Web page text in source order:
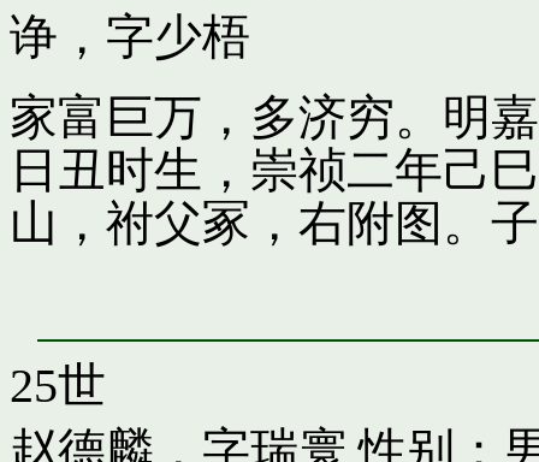
诤，字少梧
家富巨万，多济穷。明
日丑时生，崇祯二年己
山，祔父冢，右附图。
25世
赵德麟，字瑞寰 性别：